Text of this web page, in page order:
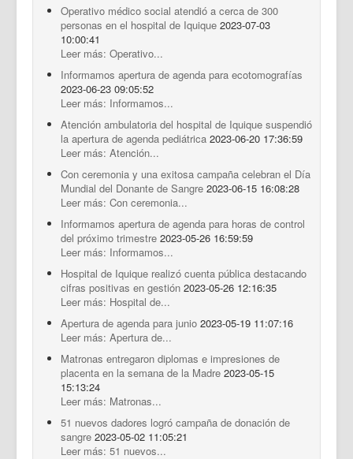
Operativo médico social atendió a cerca de 300
personas en el hospital de Iquique 2023-07-03
10:00:41
Leer más: Operativo...
Informamos apertura de agenda para ecotomografías
2023-06-23 09:05:52
Leer más: Informamos...
Atención ambulatoria del hospital de Iquique suspendió
la apertura de agenda pediátrica 2023-06-20 17:36:59
Leer más: Atención...
Con ceremonia y una exitosa campaña celebran el Día
Mundial del Donante de Sangre 2023-06-15 16:08:28
Leer más: Con ceremonia...
Informamos apertura de agenda para horas de control
del próximo trimestre 2023-05-26 16:59:59
Leer más: Informamos...
Hospital de Iquique realizó cuenta pública destacando
cifras positivas en gestión 2023-05-26 12:16:35
Leer más: Hospital de...
Apertura de agenda para junio 2023-05-19 11:07:16
Leer más: Apertura de...
Matronas entregaron diplomas e impresiones de
placenta en la semana de la Madre 2023-05-15
15:13:24
Leer más: Matronas...
51 nuevos dadores logró campaña de donación de
sangre 2023-05-02 11:05:21
Leer más: 51 nuevos...